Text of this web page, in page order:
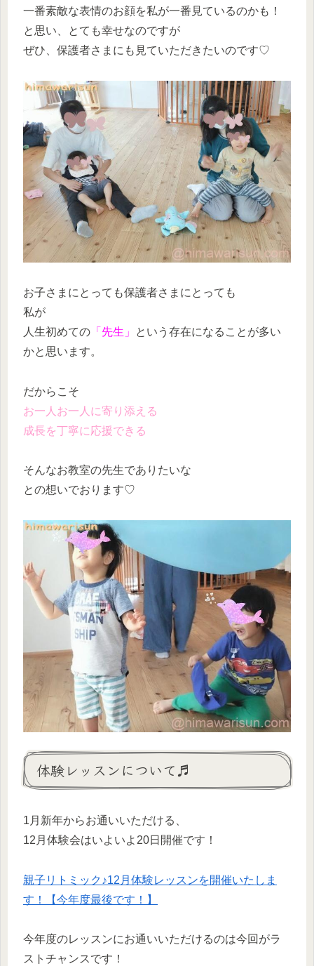
一番素敵な表情のお顔を私が一番見ているのかも！
と思い、とても幸せなのですが
ぜひ、保護者さまにも見ていただきたいのです♡
お子さまにとっても保護者さまにとっても
私が
人生初めての 「先生」
という存在になることが多い
かと思います。
だからこそ
お一人お一人に寄り添える
成長を丁寧に応援できる
そんなお教室の先生でありたいな
との想いでおります♡
体験レッスンについて♬
1月新年からお通いいただける、
12月体験会はいよいよ20日開催です！
親子リトミック♪12月体験レッスンを開催いたしま
す！【今年度最後です！】
今年度のレッスンにお通いいただけるのは今回がラ
ストチャンスです！